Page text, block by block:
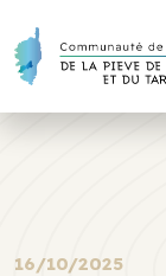
16/10/2025